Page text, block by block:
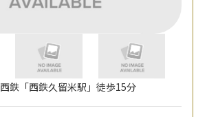
西鉄「西鉄久留米駅」徒歩15分